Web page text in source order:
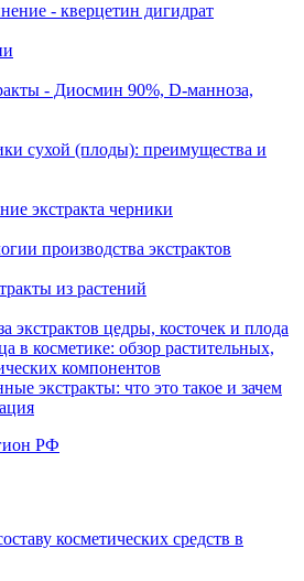
- кверцетин дигидрат
- Диосмин 90%, D-манноза,
сухой (плоды): преимущества и
экстракта черники
производства экстрактов
из растений
экстрактов цедры, косточек и плода
в косметике: обзор растительных,
компонентов
экстракты: что это такое и зачем